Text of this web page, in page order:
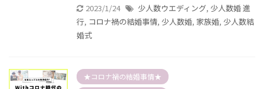
2023/1/24 少人数ウエディング, 少人数婚 進
行, コロナ禍の結婚事情, 少人数婚, 家族婚, 少人数結
婚式
★コロナ禍の結婚事情★